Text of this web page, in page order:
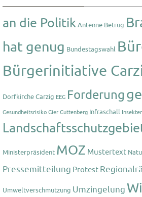
an die PolitikAntenne Betrug
hat genug Bundestagswahl
Bürgerinitiative
Dorfkirche Carzig EEG Forderung
Gesundheitsrisiko Gier Guttenberg Infraschall
Ministerpräsident MOZ Mustertext
Pressemitteilung Protest
Umweltverschmutzung Umzingelung